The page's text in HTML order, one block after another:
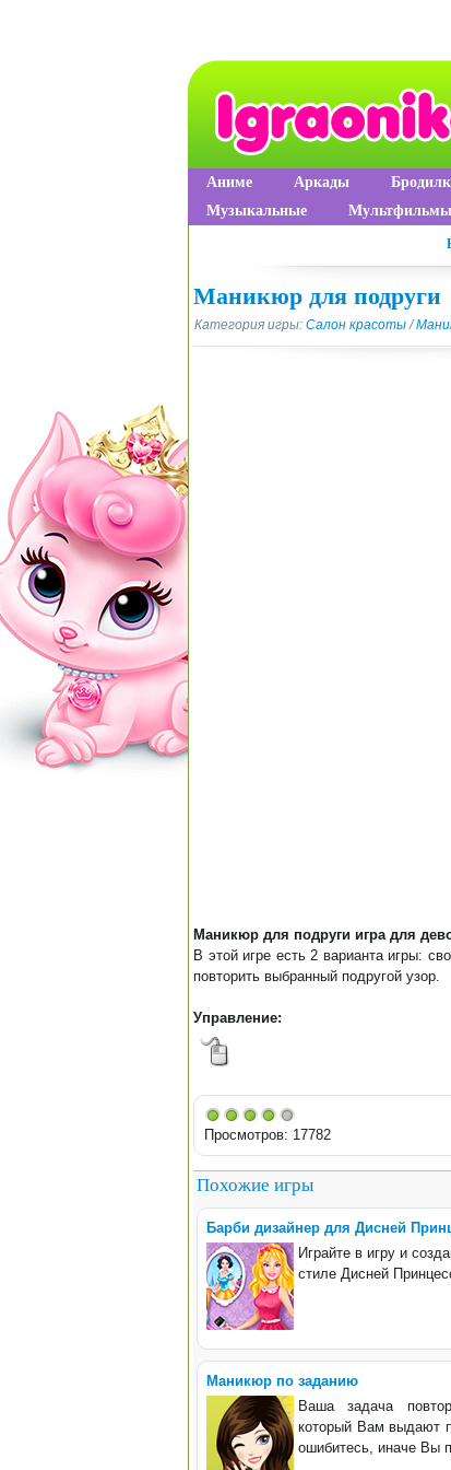
Аниме Аркады
Музыкальные
Мультфильмы
Маникюр для подруги
Категория игры: Салон красоты /
Маникюр для подруги игра для
В этой игре есть 2 варианта игры:
повторить выбранный подругой узор.
Управление:
Просмотров: 17782
Похожие игры
Барби дизайнер для Дисней
Играйте в игру и
стиле Дисней
Маникюр по заданию
Ваша задача
который Вам выдают
ошибитесь, иначе Вы